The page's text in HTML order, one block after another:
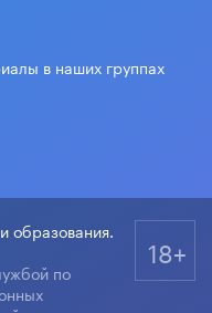
в наших группах
по
18+